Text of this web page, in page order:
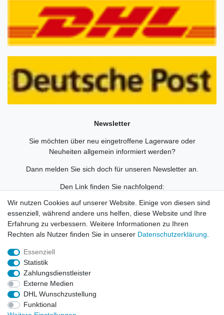
Newsletter
Sie möchten über neu eingetroffene Lagerware oder
Neuheiten allgemein informiert werden?
Dann melden Sie sich doch für unseren Newsletter an.
Den Link finden Sie nachfolgend:
AGB
© Copyright 2026 | Alle Rechte vorbehalten. HL-
Handelsgesellschaft mbH.
Wir nutzen Cookies auf unserer Website. Einige von diesen sind
essenziell, während andere uns helfen, diese Website und Ihre
Erfahrung zu verbessern. Weitere Informationen zu Ihren
Rechten als Nutzer finden Sie in unserer Daten­schutz­erklärung
Essenziell
Statistik
Zahlungsdienstleister
Externe Medien
DHL Wunschzustellung
Funktional